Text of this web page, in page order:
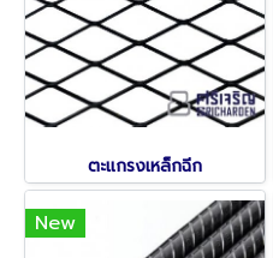
ตะแกรงเหล็กฉีก
New